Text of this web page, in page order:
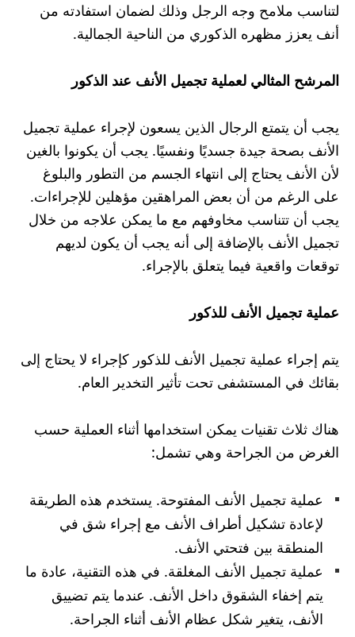
لتناسب ملامح وجه الرجل وذلك لضمان استفادته من
أنف يعزز مظهره الذكوري من الناحية الجمالية.
المرشح المثالي لعملية تجميل الأنف عند الذكور
يجب أن يتمتع الرجال الذين يسعون لإجراء عملية تجميل
الأنف بصحة جيدة جسديًا ونفسيًا. يجب أن يكونوا بالغين
لأن الأنف يحتاج إلى انتهاء الجسم من التطور والبلوغ
على الرغم من أن بعض المراهقين مؤهلين للإجراءات.
يجب أن تتناسب مخاوفهم مع ما يمكن علاجه من خلال
تجميل الأنف بالإضافة إلى أنه يجب أن يكون لديهم
توقعات واقعية فيما يتعلق بالإجراء.
عملية تجميل الأنف للذكور
يتم إجراء عملية تجميل الأنف للذكور كإجراء لا يحتاج إلى
بقائك في المستشفى تحت تأثير التخدير العام.
هناك ثلاث تقنيات يمكن استخدامها أثناء العملية حسب
الغرض من الجراحة وهي تشمل:
عملية تجميل الأنف المفتوحة. يستخدم هذه الطريقة
لإعادة تشكيل أطراف الأنف مع إجراء شق في
المنطقة بين فتحتي الأنف.
عملية تجميل الأنف المغلقة. في هذه التقنية، عادة ما
يتم إخفاء الشقوق داخل الأنف. عندما يتم تضييق
الأنف، يتغير شكل عظام الأنف أثناء الجراحة.